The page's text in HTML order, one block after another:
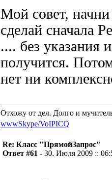
Мой совет, начни
сделай сначала
.... без указания
получится.
нет ни
Отхожу от дел. Долго и
wwwSkype/VoIPICQ
Re: Класс "ПрямойЗапрос"
Ответ #61 - 30. Июля 2009 ::